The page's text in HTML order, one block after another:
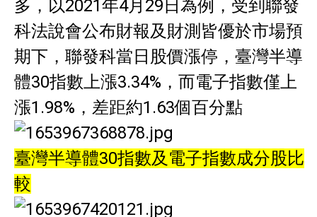
多，以2021年4月29日為例，受到聯發
科法說會公布財報及財測皆優於市場預
期下，聯發科當日股價漲停，臺灣半導
體30指數上漲3.34%，而電子指數僅上
漲1.98%，差距約1.63個百分點
臺灣半導體30指數及電子指數成分股比
較